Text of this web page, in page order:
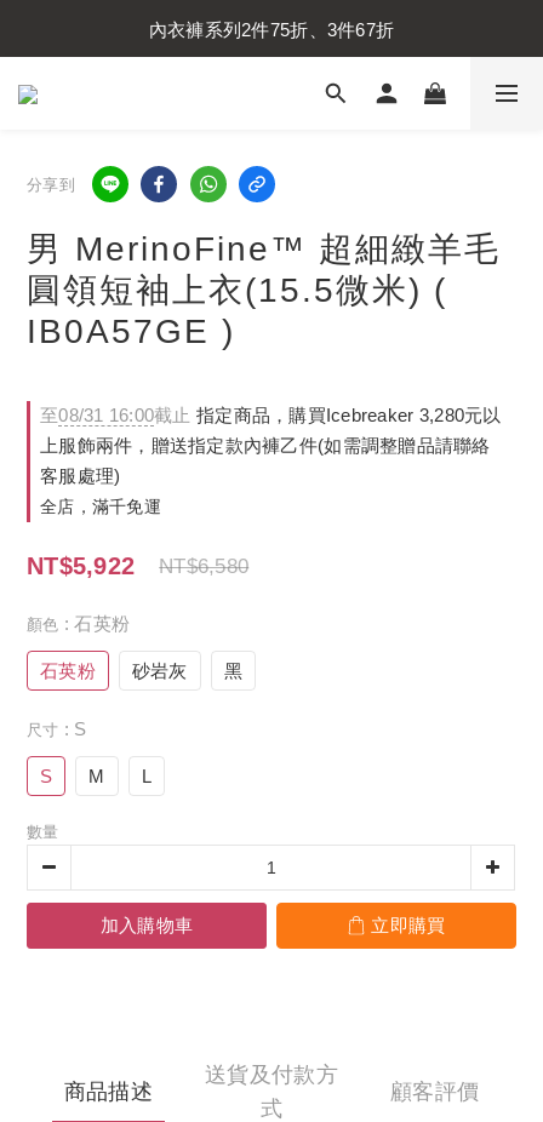
內衣褲系列2件75折、3件67折
內衣褲系列2件75折、3件67折
襪子系列2件75折、3件67折
分享到
男 MerinoFine™ 超細緻羊毛
圓領短袖上衣(15.5微米) (
IB0A57GE )
至08/31 16:00截止 指定商品，購買Icebreaker 3,280元以
上服飾兩件，贈送指定款內褲乙件(如需調整贈品請聯絡
客服處理)
全店，滿千免運
NT$5,922 NT$6,580
顏色 : 石英粉
石英粉 砂岩灰 黑
尺寸 : S
S M L
數量
加入購物車 立即購買
商品描述
送貨及付款方
式
顧客評價